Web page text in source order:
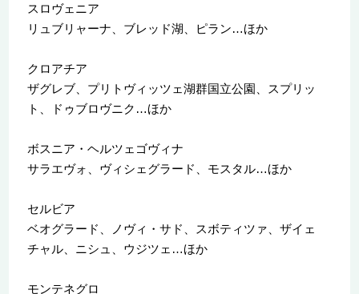
スロヴェニア
リュブリャーナ、ブレッド湖、ピラン…ほか
クロアチア
ザグレブ、プリトヴィッツェ湖群国立公園、スプリッ
ト、ドゥブロヴニク…ほか
ボスニア・ヘルツェゴヴィナ
サラエヴォ、ヴィシェグラード、モスタル…ほか
セルビア
ベオグラード、ノヴィ・サド、スボティツァ、ザイェ
チャル、ニシュ、ウジツェ…ほか
モンテネグロ